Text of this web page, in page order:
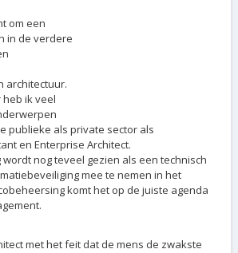
om een
in de verdere
architectuur.
ik veel
publieke als private sector als
en Enterprise Architect.
nog teveel gezien als een technisch
mee te nemen in het
komt het op de juiste agenda
met het feit dat de mens de zwakste